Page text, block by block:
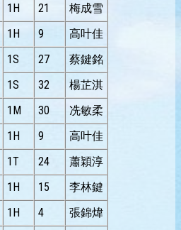
1H 21
梅成雪
1H 9 高叶佳
1S 27
蔡鍵銘
1S
32
楊芷淇
1M 30
冼敏柔
1H 9
高叶佳
1T 24
蕭穎淳
1H 15
李林鍵
1H 4
張錦煒